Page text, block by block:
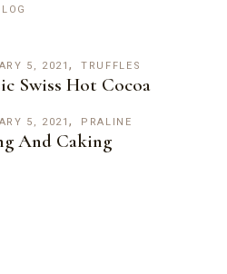
5, 2021 TRUFFLES
Swiss Hot Cocoa
5, 2021 PRALINE
And Caking